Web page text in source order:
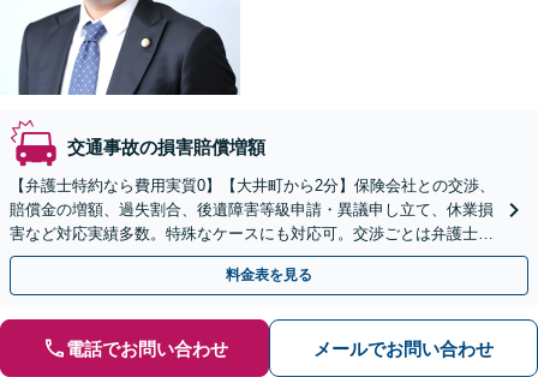
交通事故の損害賠償増額
【弁護士特約なら費用実質0】【大井町から2分】保険会社との交渉、
賠償金の増額、過失割合、後遺障害等級申請・異議申し立て、休業損
害など対応実績多数。特殊なケースにも対応可。交渉ごとは弁護士に
お任せください。代理人として粘り強く対応いたします。
料金表を見る
電話でお問い合わせ メールでお問い合わせ